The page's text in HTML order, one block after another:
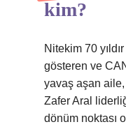
kim?
Nitekim 70
gösteren ve
yavaş aşan
Zafer Aral
dönüm noktası